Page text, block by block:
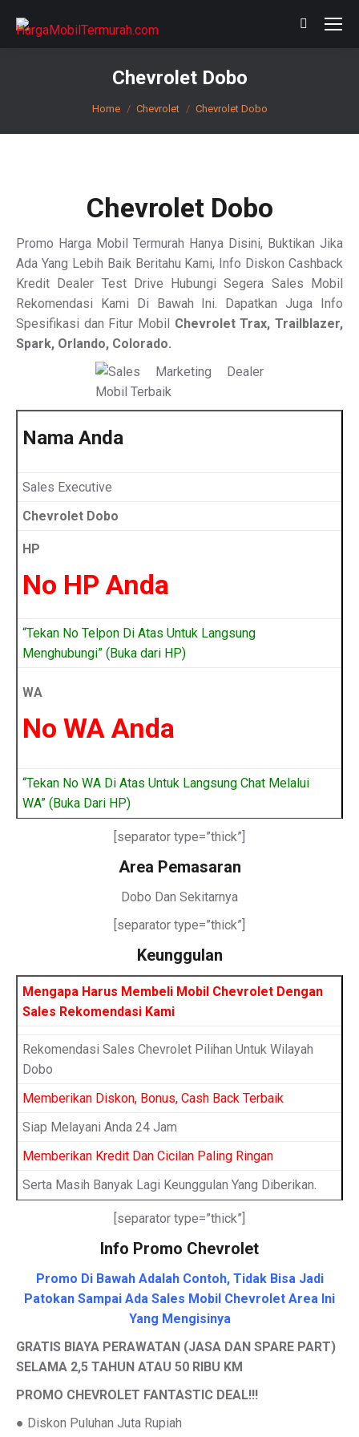
Search:
Chevrolet Dobo
You are here:
Home Chevrolet Chevrolet Dobo
Chevrolet Dobo
Promo Harga Mobil Termurah Hanya Disini, Buktikan Jika
Ada Yang Lebih Baik Beritahu Kami, Info Diskon Cashback
Kredit Dealer Test Drive Hubungi Segera Sales Mobil
Rekomendasi Kami Di Bawah Ini. Dapatkan Juga Info
Spesifikasi dan Fitur Mobil Chevrolet Trax, Trailblazer,
Spark, Orlando, Colorado.
Nama Anda
Sales Executive
Chevrolet Dobo
HP
No HP Anda
“Tekan No Telpon Di Atas Untuk Langsung
Menghubungi” (Buka dari HP)
WA
No WA Anda
“Tekan No WA Di Atas Untuk Langsung Chat Melalui
WA” (Buka Dari HP)
[separator type=”thick”]
Area Pemasaran
Dobo Dan Sekitarnya
[separator type=”thick”]
Keunggulan
Mengapa Harus Membeli Mobil Chevrolet Dengan
Sales Rekomendasi Kami
Rekomendasi Sales Chevrolet Pilihan Untuk Wilayah
Dobo
Memberikan Diskon, Bonus, Cash Back Terbaik
Siap Melayani Anda 24 Jam
Memberikan Kredit Dan Cicilan Paling Ringan
Serta Masih Banyak Lagi Keunggulan Yang Diberikan.
[separator type=”thick”]
Info Promo Chevrolet
Promo Di Bawah Adalah Contoh, Tidak Bisa Jadi
Patokan Sampai Ada Sales Mobil Chevrolet Area Ini
Yang Mengisinya
GRATIS BIAYA PERAWATAN (JASA DAN SPARE PART)
SELAMA 2,5 TAHUN ATAU 50 RIBU KM
PROMO CHEVROLET FANTASTIC DEAL!!!
● Diskon Puluhan Juta Rupiah